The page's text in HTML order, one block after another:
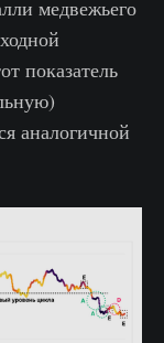
медвежьего
показатель
аналогичной